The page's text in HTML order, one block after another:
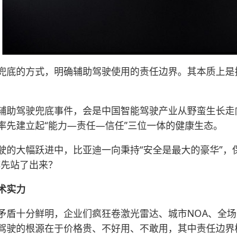
底的方式，明确辅助驾驶使用的责任边界。其本质上
助驾驶兜底事件，会是中国智能驾驶产业从野蛮生长
先建立起“能力—责任—信任”三位一体的健康生态。
的大幅跃进中，比亚迪一向秉持“安全是最大的豪华”
站了出来？
实力
盾十分鲜明，企业们疯狂卷激光雷达、城市NOA、全
驶的根源在于价格贵、不好用、不敢用，其中责任边